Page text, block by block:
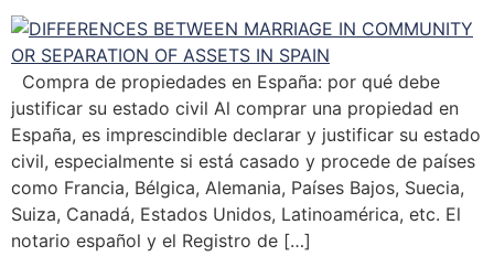
Compra de propiedades en España: por qué debe
justificar su estado civil Al comprar una propiedad en
España, es imprescindible declarar y justificar su estado
civil, especialmente si está casado y procede de países
como Francia, Bélgica, Alemania, Países Bajos, Suecia,
Suiza, Canadá, Estados Unidos, Latinoamérica, etc. El
notario español y el Registro de […]